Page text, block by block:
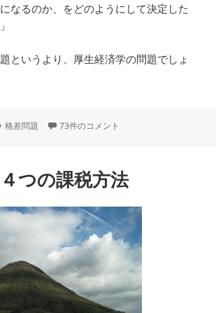
なるのか、をどのようにして決定した
というより、厚生経済学の問題でしょ
カ
ー
格差問題 累進税率をいくらにすべきか への
73件のコメント
つの課税方法